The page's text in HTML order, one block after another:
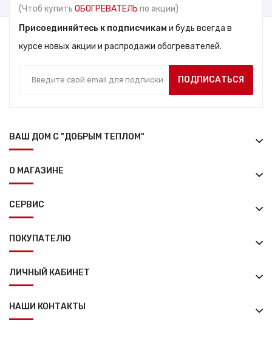
(Чтоб купить ОБОГРЕВАТЕЛЬ по акции)
Присоединяйтесь к подписчикам и будь всегда в
курсе новых акции и распродажи обогревателей.
ПОДПИСАТЬСЯ
ВАШ ДОМ С "ДОБРЫМ ТЕПЛОМ"
О МАГАЗИНЕ
СЕРВИС
ПОКУПАТЕЛЮ
ЛИЧНЫЙ КАБИНЕТ
НАШИ КОНТАКТЫ